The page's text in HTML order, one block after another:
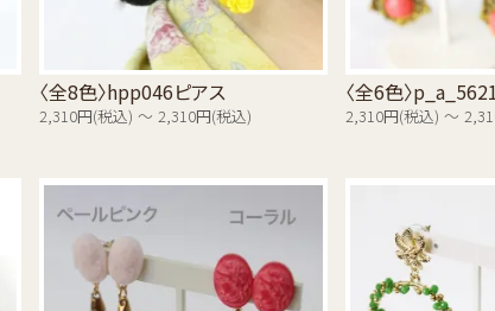
〈全8色〉hpp046ピアス
2,310円(税込) ～ 2,310円(税込)
〈全6色〉
2,310円(税込) ～